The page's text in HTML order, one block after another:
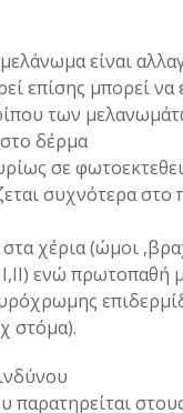
είναι
επίσης μπορεί να
των
δέρμα
σε
συχνότερα
χέρια (ώμοι
ενώ
στόμα).